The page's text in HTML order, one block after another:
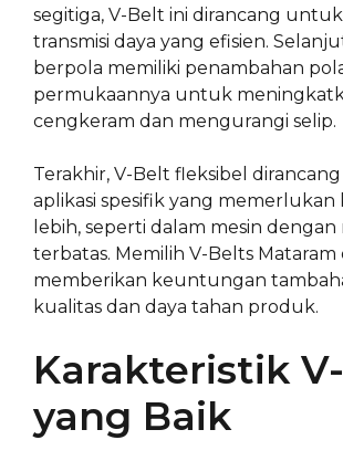
segitiga, V-Belt ini dirancang
transmisi daya yang efisien.
berpola memiliki penambahan
permukaannya untuk
cengkeram dan mengurangi selip.
Terakhir, V-Belt fleksibel
aplikasi spesifik yang
lebih, seperti dalam mesin dengan
terbatas. Memilih V-Belts Mataram
memberikan keuntungan
kualitas dan daya tahan produk.
Karakteristik
yang Baik